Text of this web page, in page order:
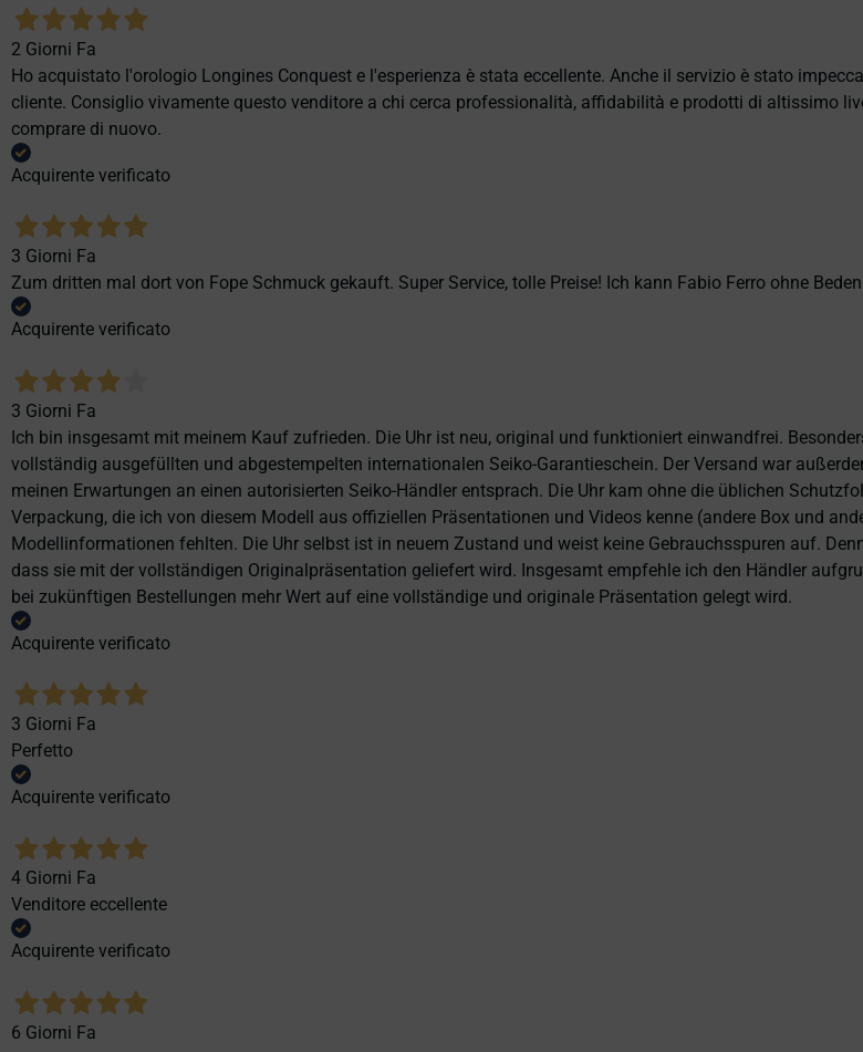
2 Giorni Fa
Ho acquistato l'orologio Longines Conquest e l'esperienza è stata eccellente. Anche il servizio è stato
cliente. Consiglio vivamente questo venditore a chi cerca professionalità, affidabilità e prodotti di altissimo
comprare di nuovo.
Acquirente verificato
3 Giorni Fa
Zum dritten mal dort von Fope Schmuck gekauft. Super Service, tolle Preise! Ich kann Fabio Ferro ohne
Acquirente verificato
3 Giorni Fa
Ich bin insgesamt mit meinem Kauf zufrieden. Die Uhr ist neu, original und funktioniert einwandfrei.
vollständig ausgefüllten und abgestempelten internationalen Seiko-Garantieschein. Der Versand war
meinen Erwartungen an einen autorisierten Seiko-Händler entsprach. Die Uhr kam ohne die üblichen
Verpackung, die ich von diesem Modell aus offiziellen Präsentationen und Videos kenne (andere Box und
Modellinformationen fehlten. Die Uhr selbst ist in neuem Zustand und weist keine Gebrauchsspuren auf.
dass sie mit der vollständigen Originalpräsentation geliefert wird. Insgesamt empfehle ich den Händler
bei zukünftigen Bestellungen mehr Wert auf eine vollständige und originale Präsentation gelegt wird.
Acquirente verificato
3 Giorni Fa
Perfetto
Acquirente verificato
4 Giorni Fa
Venditore eccellente
Acquirente verificato
6 Giorni Fa